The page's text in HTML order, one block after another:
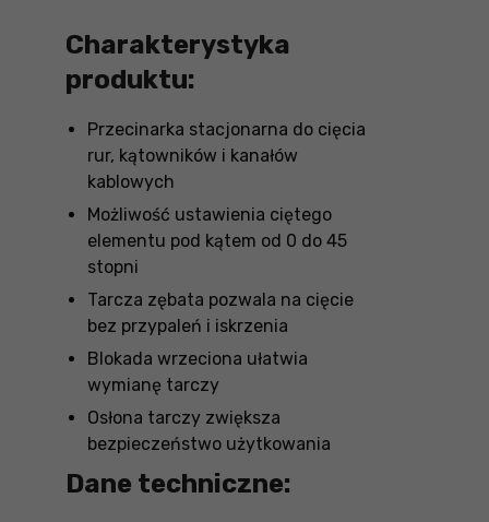
Charakterystyka
produktu:
Przecinarka stacjonarna do cięcia
rur, kątowników i kanałów
kablowych
Możliwość ustawienia ciętego
elementu pod kątem od 0 do 45
stopni
Tarcza zębata pozwala na cięcie
bez przypaleń i iskrzenia
Blokada wrzeciona ułatwia
wymianę tarczy
Osłona tarczy zwiększa
bezpieczeństwo użytkowania
Dane techniczne: